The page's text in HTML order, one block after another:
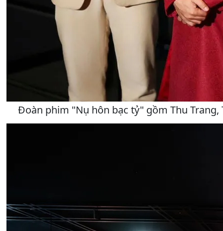
Đoàn phim "Nụ hôn bạc tỷ" gồm Thu Trang,